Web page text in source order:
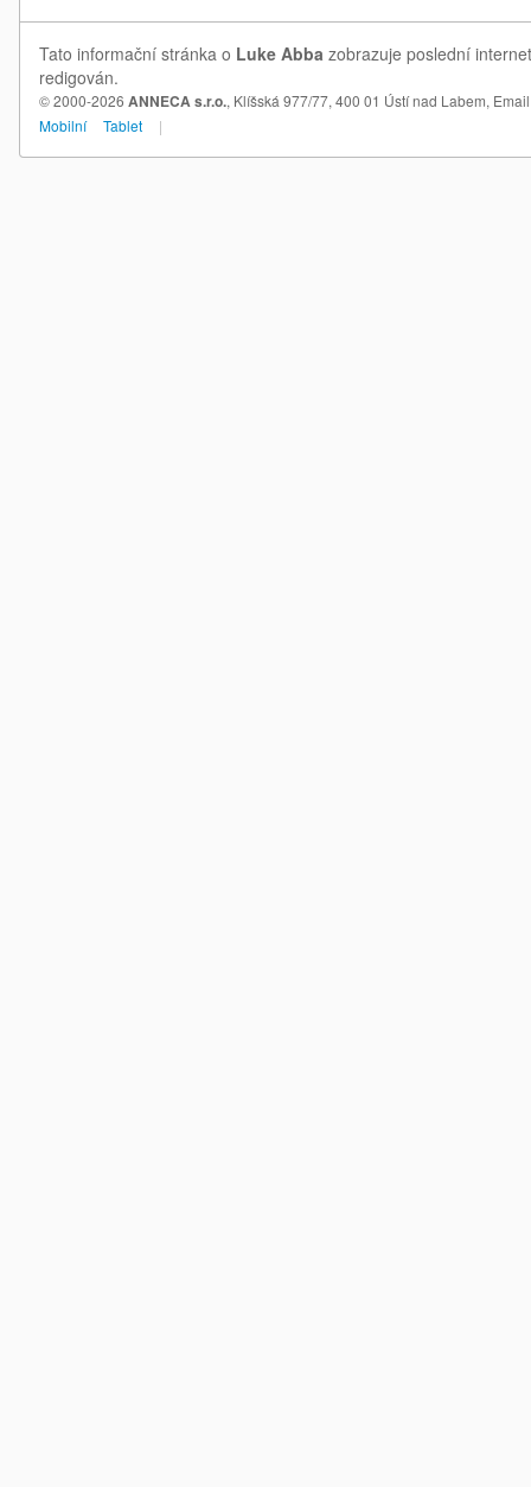
Tato informační stránka o Luke Abba zobrazuje poslední
redigován.
© 2000-2026 ANNECA s.r.o., Klíšská 977/77, 400 01 Ústí nad Labem,
Mobilní
Tablet |